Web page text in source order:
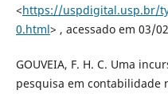
<https://uspdigital.usp.br/
0.html> , acessado em 03/
GOUVEIA, F. H. C. Uma
pesquisa em contabilidade